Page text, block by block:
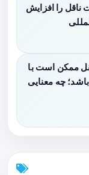
را افزایش
ممکن است با
چه معنایی